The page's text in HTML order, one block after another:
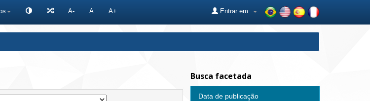
A- A A+ Entrar em:
Busca facetada
Data de publicação